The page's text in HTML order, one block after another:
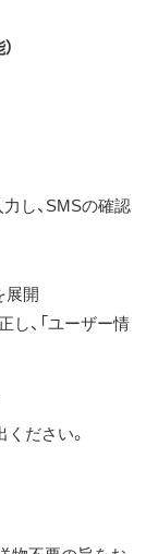
し、SMSの確認
展開
し、「ユーザー情
ださい。